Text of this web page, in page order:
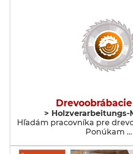
> Holzverarbeitungs-
Hľadám pracovníka pre
Ponúkam …